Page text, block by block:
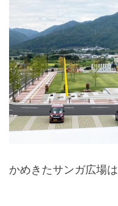
かめきたサンガ広場は